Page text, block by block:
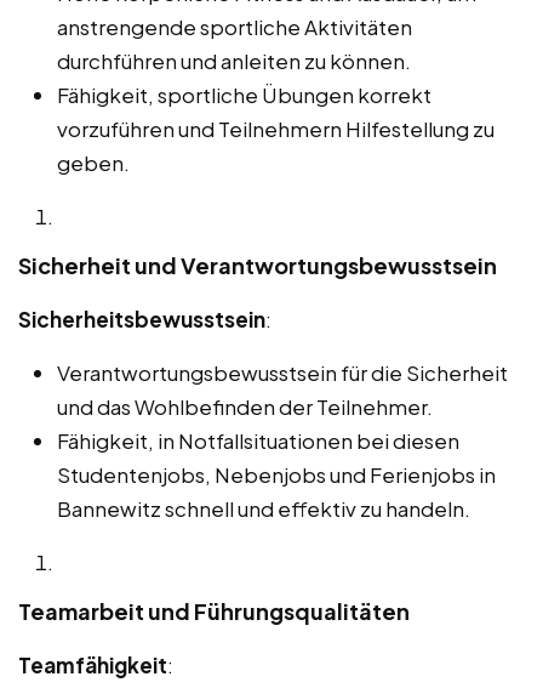
anstrengende sportliche Aktivitäten
durchführen und anleiten zu können.
Fähigkeit, sportliche Übungen korrekt
vorzuführen und Teilnehmern Hilfestellung zu
geben.
Sicherheit und Verantwortungsbewusstsein
Sicherheitsbewusstsein:
Verantwortungsbewusstsein für die Sicherheit
und das Wohlbefinden der Teilnehmer.
Fähigkeit, in Notfallsituationen bei diesen
Studentenjobs, Nebenjobs und Ferienjobs in
Bannewitz schnell und effektiv zu handeln.
Teamarbeit und Führungsqualitäten
Teamfähigkeit: